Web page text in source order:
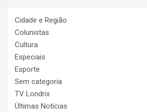
Cidade e Região
Colunistas
Cultura
Especiais
Esporte
Sem categoria
TV Londrix
Últimas Notícias